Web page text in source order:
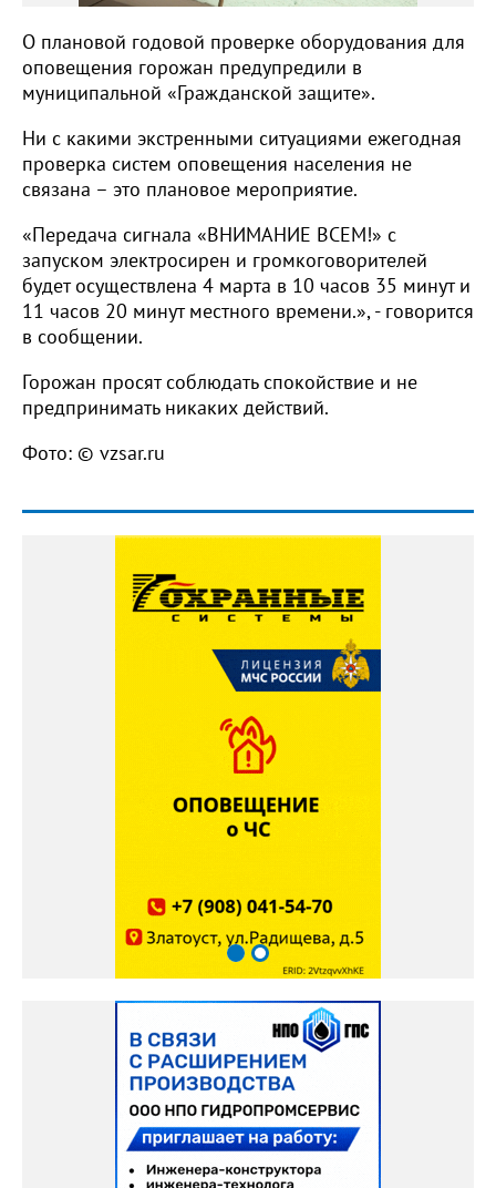
О плановой годовой проверке оборудования для
оповещения горожан предупредили в
муниципальной «Гражданской защите».
Ни с какими экстренными ситуациями ежегодная
проверка систем оповещения населения не
связана – это плановое мероприятие.
«Передача сигнала «ВНИМАНИЕ ВСЕМ!» с
запуском электросирен и громкоговорителей
будет осуществлена 4 марта в 10 часов 35 минут и
11 часов 20 минут местного времени.», - говорится
в сообщении.
Горожан просят соблюдать спокойствие и не
предпринимать никаких действий.
Фото: © vzsar.ru